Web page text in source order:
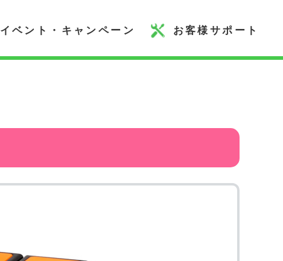
イベント・キャンペーン お客様サポート